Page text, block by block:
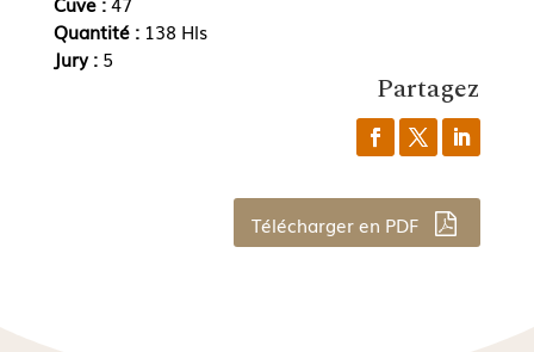
Quantité : 138 Hls
Jury : 5
Partagez
Télécharger en PDF